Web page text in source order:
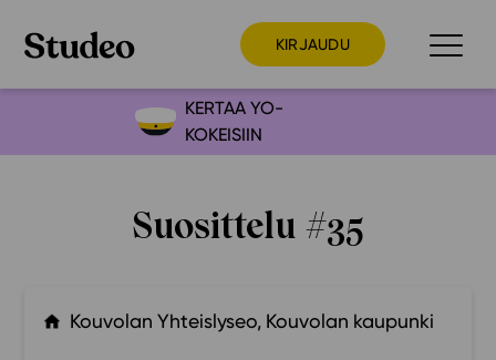
KIRJAUDU
Preppaaja
Kokeilutarjous
KERTAA YO-
KOKEISIIN
Suosittelu #35
Kouvolan Yhteislyseo, Kouvolan kaupunki